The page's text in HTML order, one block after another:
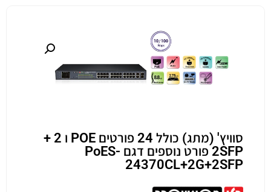
סוויץ' (מתג) כולל 24 פורטים POE ו 2 +
2SFP פורט נוספים דגם PoES-
24370CL+2G+2SFP